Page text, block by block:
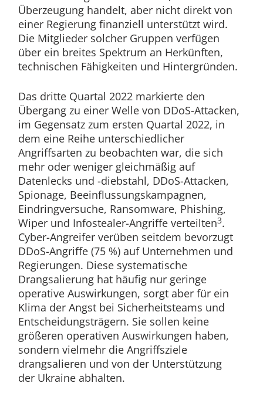
Überzeugung handelt, aber nicht direkt von
einer Regierung finanziell unterstützt wird.
Die Mitglieder solcher Gruppen verfügen
über ein breites Spektrum an Herkünften,
technischen Fähigkeiten und Hintergründen.
Das dritte Quartal 2022 markierte den
Übergang zu einer Welle von DDoS-Attacken,
im Gegensatz zum ersten Quartal 2022, in
dem eine Reihe unterschiedlicher
Angriffsarten zu beobachten war, die sich
mehr oder weniger gleichmäßig auf
Datenlecks und -diebstahl, DDoS-Attacken,
Spionage, Beeinflussungskampagnen,
Eindringversuche, Ransomware, Phishing,
Wiper und Infostealer-Angriffe verteilten3.
Cyber-Angreifer verüben seitdem bevorzugt
DDoS-Angriffe (75 %) auf Unternehmen und
Regierungen. Diese systematische
Drangsalierung hat häufig nur geringe
operative Auswirkungen, sorgt aber für ein
Klima der Angst bei Sicherheitsteams und
Entscheidungsträgern. Sie sollen keine
größeren operativen Auswirkungen haben,
sondern vielmehr die Angriffsziele
drangsalieren und von der Unterstützung
der Ukraine abhalten.